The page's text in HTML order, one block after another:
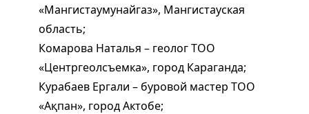
«Мангистаумунайгаз», Мангистауская
область;
Комарова Наталья – геолог ТОО
«Центргеолсъемка», город Караганда;
Курабаев Ергали – буровой мастер ТОО
«Ақпан», город Актобе;